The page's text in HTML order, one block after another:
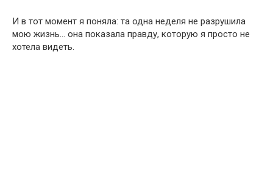
И в тот момент я поняла: та одна неделя не разрушила
мою жизнь… она показала правду, которую я просто не
хотела видеть.